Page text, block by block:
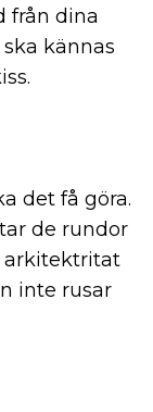
från dina
kännas
det få göra.
de rundor
arkitektritat
inte rusar